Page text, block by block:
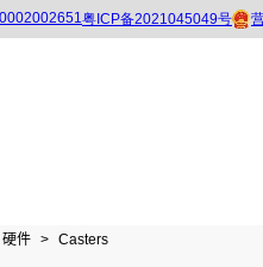
硬件 > Casters